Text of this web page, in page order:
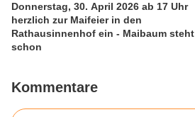
Donnerstag, 30. April 2026 ab 17 Uhr
herzlich zur Maifeier in den
Rathausinnenhof ein - Maibaum steht
schon
Kommentare